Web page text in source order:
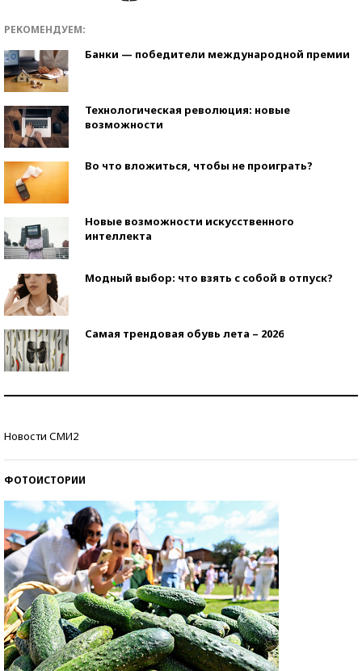
РЕКОМЕНДУЕМ:
Банки — победители международной премии
Технологическая революция: новые
возможности
Во что вложиться, чтобы не проиграть?
Новые возможности искусственного
интеллекта
Модный выбор: что взять с собой в отпуск?
Самая трендовая обувь лета – 2026
Новости СМИ2
ФОТОИСТОРИИ